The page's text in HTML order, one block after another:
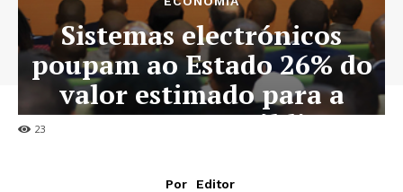
23
Sistemas electrónicos
poupam ao Estado 26% do
valor estimado para a
contratação pública
Por
Editor